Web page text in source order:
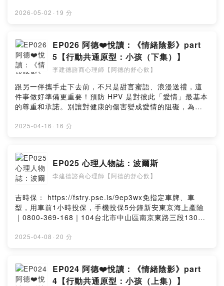
鼓勵更多人勇敢地尋求相關資源的協助；經由心理健康專
者想了解更多相關議題，這一集的內容絕對不容錯過！李
建德諮商心理師【阿德的舒心飲】官網👉
https://jiandepsy.com/傳送門👉
https://portaly.cc/jiandeYouTube頻道👉
https://www.youtube.com/@jiandepsyFacebook粉絲專
頁👉https://www.facebook.com/jiande.psy/Instagram
👉https://www.instagram.com/jiandepsy/Threads👉
Platforms👉https://pse.is/4n4ezc我的另一個Podcast頻
會員，支持節目： https://jiande.firstory.io/join留言告訴
我你對這一集的想法：
https://open.firstory.me/user/cl0i77ii462yd0828t1z1u
wc1/commentsPowered by Firstory Hosting
點擊連結，讓我們有機會不在照顧困境掙扎。—— 以上為
小時投保，手機投保5分鐘新安東京海上產險｜0800-369-
168｜104台北市中山區南京東路三段130號8-13樓——
以上為 Firstory Podcast 廣告 ——本集節目將繼續帶領
大家深入導讀一本與心理學高度相關的書籍——《情緒陰
影》。這本書由知名諮商心理師許皓宜所著，節目中繼續
深入探討本書中的第五章，聚焦於欲望共通原型（即小
丑）。節目中回顧了小丑在喜劇和馬戲團中的歷史角色，
說明他們如何以誇張的表演吸引觀眾的注意，同時掩蓋自
己的真實情感。隨後，節目中提及小丑角色在現代文學和
及其與人性掙扎的關聯。緊接著，節目中探討了小丑的光
明面與陰暗面，如何在適應社會環境的過程中，面對自我
內心的矛盾與掙扎，並透過分享相關台語歌曲MV以及電視
劇中的部分情節，讓聽眾能夠反思自己的生活與情感。如
果對於《情緒陰影》這本書、欲望共通原型或小丑的相關
議題感興趣，這集節目當中的精彩內容絕對不能錯過！
Music by Aleksey Chistilin & Vlad Krotov from
Pixabay購買紙本書👉https://bookstw.link/6vjg8u購買電
子書👉https://pse.is/6vjgs7網站圖文好讀版👉
https://jiandepsy.com/emotional-shadow-06/阿德的舒
https://portaly.cc/jiandeYouTube頻道👉
https://www.youtube.com/@jiandepsyFacebook粉絲專
頁👉https://www.facebook.com/jiande.psy/Instagram
2026-05-02 · 19 分
EP026 阿德❤️悅讀：《情緒陰影》part
5【行動共通原型：小孩（下集）】
李建德諮商心理師【阿德的舒心飲】
跟另一伴攜手走下去前，不只是甜言蜜語、浪漫送禮，這
件事做好準備更重要！預防 HPV 是對彼此「愛情」最基本
的尊重和承諾。別讓對健康的傷害變成愛情的阻礙，為彼
展現你對愛的承諾。男女1+1 主動防禦HPV(人類乳突病
免指定車牌、車型，用車前1小時投保，手機投保5分鐘新
安東京海上產險｜0800-369-168｜104台北市中山區南京
東路三段130號8-13樓—— 以上為 Firstory Podcast 廣
度相關的書籍——《情緒陰影》。這本書由知名諮商心理
師許皓宜所著，節目中繼續深入探討本書中的第四章，聚
焦於行動共通原型（即小孩）中的五大面向分析。一開始
例，探討匱乏感如何影響個人的行為與情感反應之外，還
後天的心理狀態。隨後，節目當中會介紹神奇小孩原型與
永恆小孩原型，並探討這些原型在生活中的光明面與陰影
2025-04-16 · 16 分
EP025 心理人物誌：波爾斯
李建德諮商心理師【阿德的舒心飲】
吉時保： https://fstry.pse.is/9ep3wx免指定車牌、車
型，用車前1小時投保，手機投保5分鐘新安東京海上產險
｜0800-369-168｜104台北市中山區南京東路三段130號
將帶領大家深入了解心理學人物波爾斯（Frederick
其職業生涯的影響深遠。節目中將探討波爾斯的早年生活
和教育養成歷程，以及他如何在醫學與心理學的交會點上
2025-04-08 · 20 分
EP024 阿德❤️悅讀：《情緒陰影》part
4【行動共通原型：小孩（上集）】